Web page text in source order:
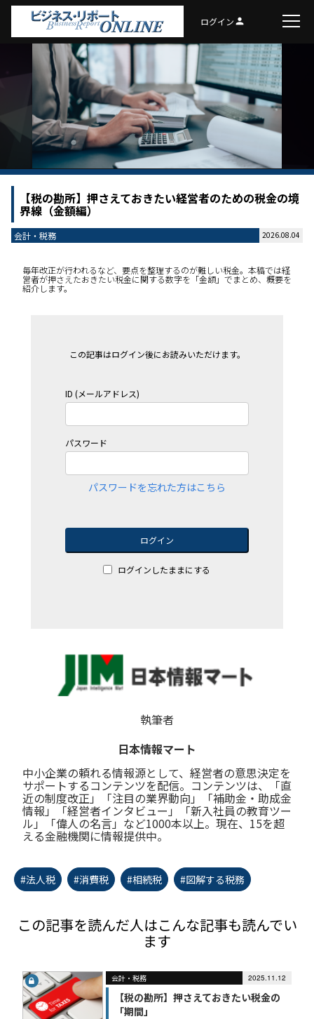
ログインperson
【税の勘所】押さえておきたい経営者のための税金の境
界線（金額編）
会計・税務 2026.08.04
毎年改正が行われるなど、要点を整理するのが難しい税金。本稿では経
営者が押さえたおきたい税金に関する数字を「金額」でまとめ、概要を
紹介します。
この記事はログイン後にお読みいただけます。
ID (メールアドレス)
パスワード
パスワードを忘れた方はこちら
ログイン
ログインしたままにする
執筆者
日本情報マート
中小企業の頼れる情報源として、経営者の意思決定を
サポートするコンテンツを配信。コンテンツは、「直
近の制度改正」「注目の業界動向」「補助金・助成金
情報」「経営者インタビュー」「新入社員の教育ツー
ル」「偉人の名言」など1000本以上。現在、15を超
える金融機関に情報提供中。
#法人税 #消費税 #相続税 #図解する税務
この記事を読んだ人はこんな記事も読んでい
ます
会計・税務 2025.11.12
【税の勘所】押さえておきたい税金の
「期間」